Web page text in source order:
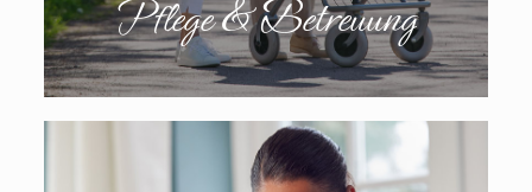
Pflege & Betreuung